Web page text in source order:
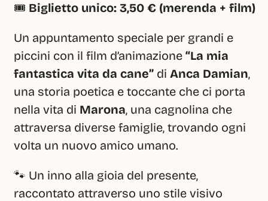
🎟️ Biglietto unico: 3,50 € (merenda + film)
Un appuntamento speciale per grandi e
piccini con il film d’animazione “La mia
fantastica vita da cane” di Anca Damian,
una storia poetica e toccante che ci porta
nella vita di Marona, una cagnolina che
attraversa diverse famiglie, trovando ogni
volta un nuovo amico umano.
🐾 Un inno alla gioia del presente,
raccontato attraverso uno stile visivo